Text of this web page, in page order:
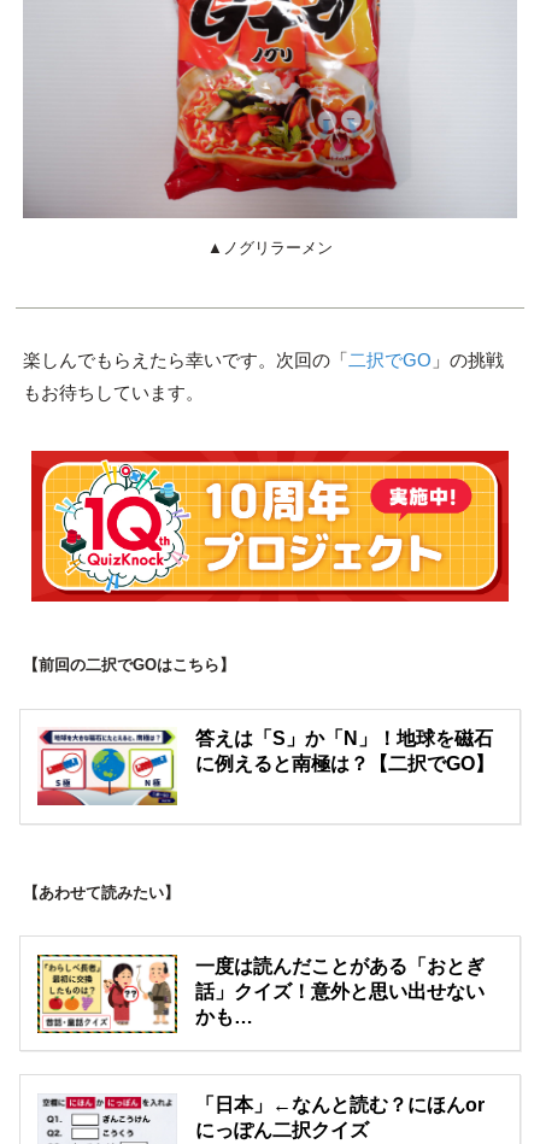
▲ノグリラーメン
楽しんでもらえたら幸いです。次回の「二択でGO 」の挑戦
もお待ちしています。
【前回の二択でGOはこちら】
答えは「S」か「N」！地球を磁石
に例えると南極は？【二択でGO】
【あわせて読みたい】
一度は読んだことがある「おとぎ
話」クイズ！意外と思い出せない
かも…
「日本」←なんと読む？にほんor
にっぽん二択クイズ